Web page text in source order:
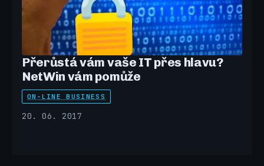
Přerůstá vám vaše IT přes hlavu?
NetWin vám pomůže
ON-LINE BUSINESS
20. 06. 2017